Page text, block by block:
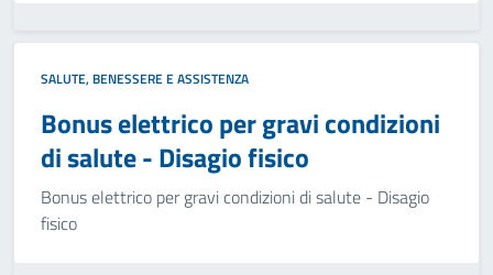
SALUTE, BENESSERE E ASSISTENZA
Bonus elettrico per gravi condizioni
di salute - Disagio fisico
Bonus elettrico per gravi condizioni di salute - Disagio
fisico